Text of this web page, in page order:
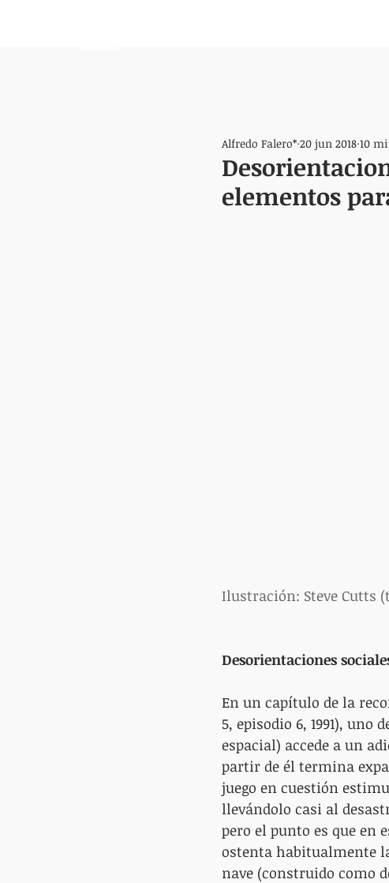
elementos
Alfredo Falero* 20 jun 2018 10
Ilustración: Steve Cutts
Desorientaciones
En un capítulo de la
5, episodio 6, 1991),
espacial) accede a un
partir de él termina
juego en cuestión
llevándolo casi al
pero el punto es que en
ostenta habitualmente
nave (construido como